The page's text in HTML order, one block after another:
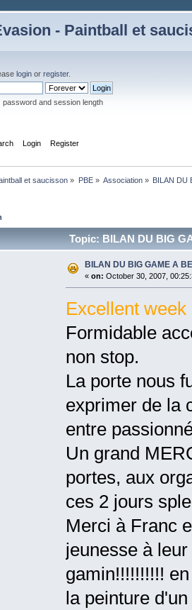
- Paintball et
login or register.
password and session length
Login Register
et saucisson » PBE» Association» BILAN DU
Topic: BILAN DU BIG
BILAN DU BIG GAME A
« on: October 30, 2007,
Excellent
Formidable
non stop.
La porte nous
exprimer de la
entre
Un grand
portes, aux
ces 2 jours
Merci à Franc
jeunesse à
gamin!!!!!!!!!!
la peinture